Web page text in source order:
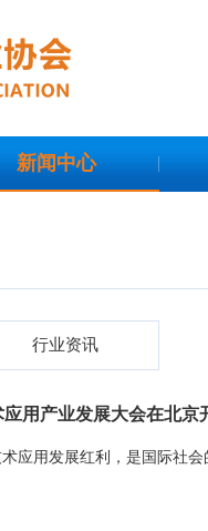
新闻中心
行业资讯
用产业发展大会在北